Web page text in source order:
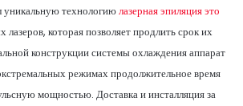
технологиюлазерная эпиляция это
лазеров, которая позволяет продлить срок их
конструкции системы охлаждения аппарат
режимах продолжительное время
мощностью. Доставка и инсталляция за